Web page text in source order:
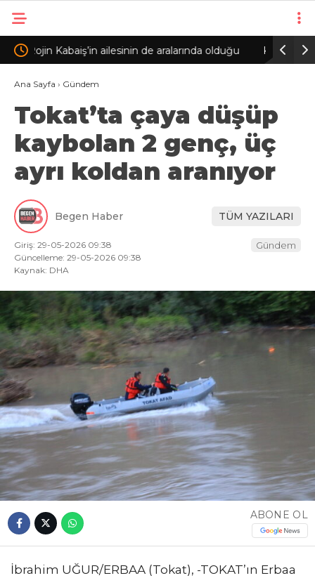
olduğu Kartal’da otomobil, park halindeki 3 araca
Ana Sayfa › Gündem
Tokat’ta çaya düşüp
kaybolan 2 genç, üç
ayrı koldan aranıyor
Begen Haber TÜM YAZILARI
Giriş: 29-05-2026 09:38
Güncelleme: 29-05-2026 09:38
Kaynak: DHA
Gündem
ABONE OL
İbrahim UĞUR/ERBAA (Tokat), -TOKAT’ın Erbaa